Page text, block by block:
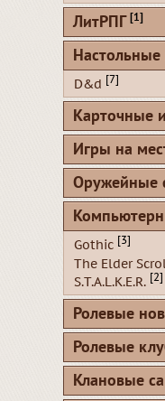
ЛитРПГ [1]
D&d [7]
Карточные
Игры на
Оружейные
Gothic [3]
The Elder
S.T.A.L.K.E.R. [2]
Ролевые
Ролевые
Клановые